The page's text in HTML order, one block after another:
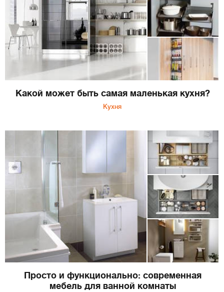
Какой может быть самая маленькая кухня?
Кухня
Просто и функционально: современная
мебель для ванной комнаты